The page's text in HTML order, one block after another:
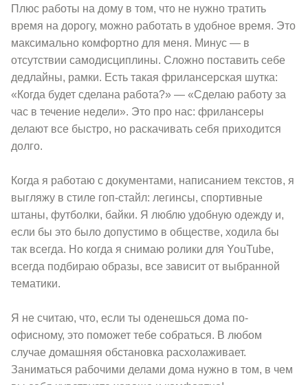
Плюс работы на дому в том, что не нужно тратить
время на дорогу, можно работать в удобное время. Это
максимально комфортно для меня. Минус — в
отсутствии самодисциплины. Сложно поставить себе
дедлайны, рамки. Есть такая фрилансерская шутка:
«Когда будет сделана работа?» — «Сделаю работу за
час в течение недели». Это про нас: фрилансеры
делают все быстро, но раскачивать себя приходится
долго.
Когда я работаю с документами, написанием текстов, я
выгляжу в стиле гоп-стайл: легинсы, спортивные
штаны, футболки, байки. Я люблю удобную одежду и,
если бы это было допустимо в обществе, ходила бы
так всегда. Но когда я снимаю ролики для YouTube,
всегда подбираю образы, все зависит от выбранной
тематики.
Я не считаю, что, если ты оденешься дома по-
офисному, это поможет тебе собраться. В любом
случае домашняя обстановка расхолаживает.
Заниматься рабочими делами дома нужно в том, в чем